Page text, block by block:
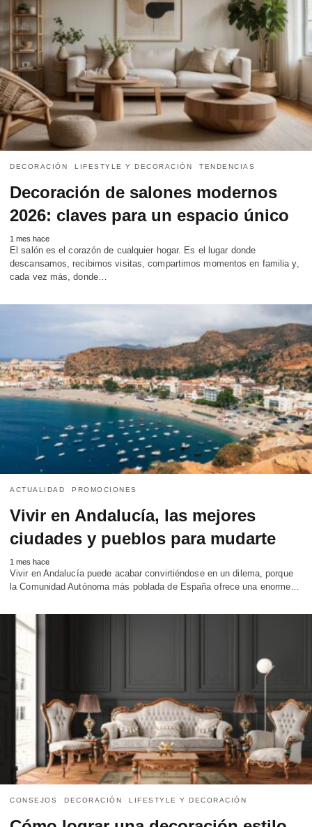
DECORACIÓN LIFESTYLE Y DECORACIÓN TENDENCIAS
Decoración de salones modernos
2026: claves para un espacio único
1 mes hace
El salón es el corazón de cualquier hogar. Es el lugar donde
descansamos, recibimos visitas, compartimos momentos en familia y,
cada vez más, donde…
ACTUALIDAD PROMOCIONES
Vivir en Andalucía, las mejores
ciudades y pueblos para mudarte
1 mes hace
Vivir en Andalucía puede acabar convirtiéndose en un dilema, porque
la Comunidad Autónoma más poblada de España ofrece una enorme…
CONSEJOS DECORACIÓN LIFESTYLE Y DECORACIÓN